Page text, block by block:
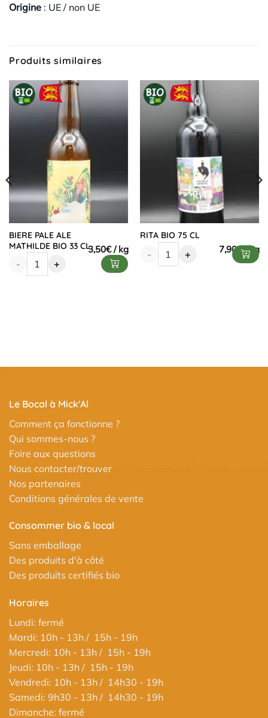
Origine : UE / non UE
Produits similaires
BIERE PALE ALE
MATHILDE BIO 33 CL3,50€
-
+
RITA BIO 75 CL
7,90€
- +
Le Bocal à Mick'Al
Comment ça fonctionne ?
Qui sommes-nous ?
Foire aux questions
Nous contacter/trouver
Nos partenaires
Conditions générales de vente
Consommer bio & local
Sans emballage
Des produits d'à côté
Des produits certifiés bio
Horaires
Lundi: fermé
Mardi: 10h - 13h / 15h - 19h
Mercredi: 10h - 13h / 15h - 19h
Jeudi: 10h - 13h / 15h - 19h
Vendredi: 10h - 13h / 14h30 - 19h
Samedi: 9h30 - 13h / 14h30 - 19h
Dimanche: fermé